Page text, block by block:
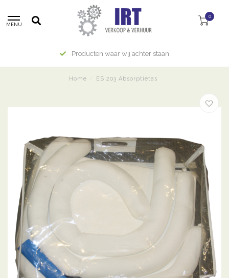
MENU
0
Producten waar wij achter staan
Home ES 203 Absorptietas